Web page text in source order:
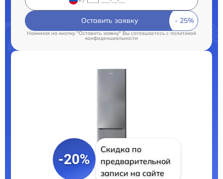
Оставить заявку
Нажимая на кнопку "Оставить заявку" Вы соглашаетесь c политикой
конфиденциальности
-20%
Скидка по
предварительной
записи на сайте